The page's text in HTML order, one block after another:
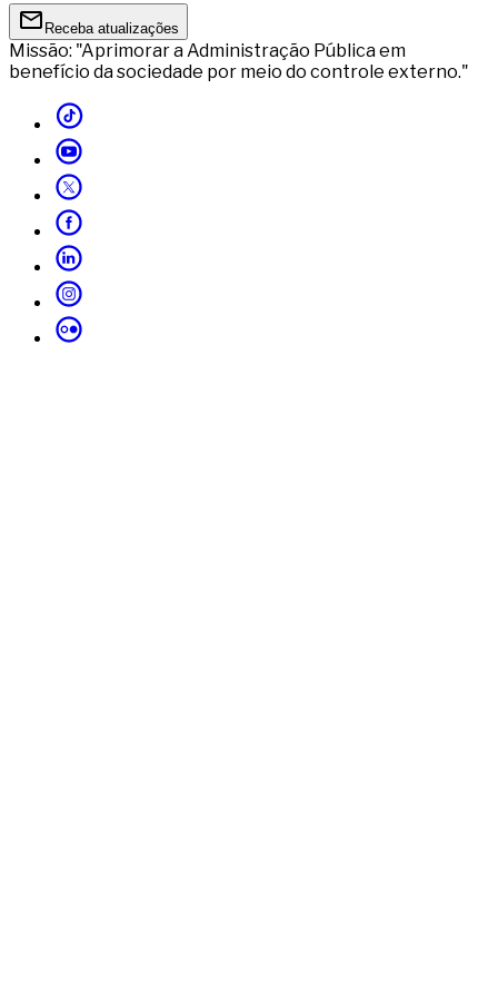
Receba atualizações
Missão: "Aprimorar a Administração Pública em
benefício da sociedade por meio do controle externo."